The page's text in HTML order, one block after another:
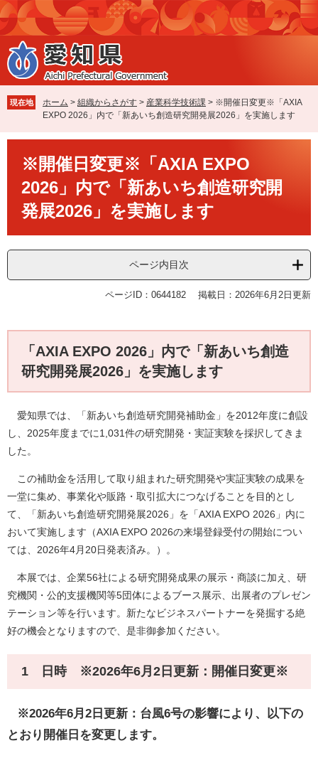
ペ
ー
ジ
の
先
で
す
メ
ニ
ュ
ー
を
ば
し
本
現在地 ホーム > 組織からさがす > 産業科学技術課 > ※開催日変更※「AXIA
EXPO 2026」内で「新あいち創造研究開発展2026」を実施します
※開催日変更※「AXIA EXPO
2026」内で「新あいち創造研究開
発展2026」を実施します
ページ内目次
ページID：0644182 掲載日：2026年6月2日更新
「AXIA EXPO 2026」内で「新あいち創造
研究開発展2026」を実施します
愛知県では、「新あいち創造研究開発補助金」を2012年度に創設
し、2025年度までに1,031件の研究開発・実証実験を採択してきま
した。
この補助金を活用して取り組まれた研究開発や実証実験の成果を
一堂に集め、事業化や販路・取引拡大につなげることを目的とし
て、「新あいち創造研究開発展2026」を「AXIA EXPO 2026」内に
おいて実施します（AXIA EXPO 2026の来場登録受付の開始につい
ては、2026年4月20日発表済み。）。
本展では、企業56社による研究開発成果の展示・商談に加え、研
究機関・公的支援機関等5団体によるブース展示、出展者のプレゼン
テーション等を行います。新たなビジネスパートナーを発掘する絶
好の機会となりますので、是非御参加ください。
1 日時 ※2026年6月2日更新：開催日変更※
※2026年6月2日更新：台風6号の影響により、以下の
とおり開催日を変更します。